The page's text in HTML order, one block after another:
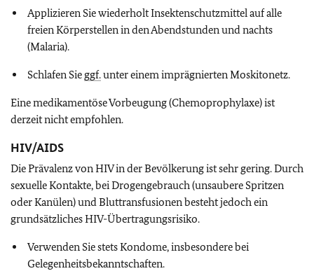
Applizieren Sie wiederholt Insektenschutzmittel auf alle
freien Körperstellen in den Abendstunden und nachts
(Malaria).
Schlafen Sie ggf.unter einem imprägnierten Moskitonetz.
Eine medikamentöse Vorbeugung (Chemoprophylaxe) ist
derzeit nicht empfohlen.
HIV/AIDS
Die Prävalenz von HIV in der Bevölkerung ist sehr gering. Durch
sexuelle Kontakte, bei Drogengebrauch (unsaubere Spritzen
oder Kanülen) und Bluttransfusionen besteht jedoch ein
grundsätzliches HIV-Übertragungsrisiko.
Verwenden Sie stets Kondome, insbesondere bei
Gelegenheitsbekanntschaften.